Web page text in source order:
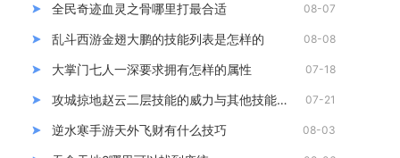
全民奇迹血灵之骨哪里打最合适 08-07
乱斗西游金翅大鹏的技能列表是怎样的 08-08
大掌门七人一深要求拥有怎样的属性 07-18
攻城掠地赵云二层技能的威力与其他技能相比如何 07-21
逆水寒手游天外飞财有什么技巧 08-03